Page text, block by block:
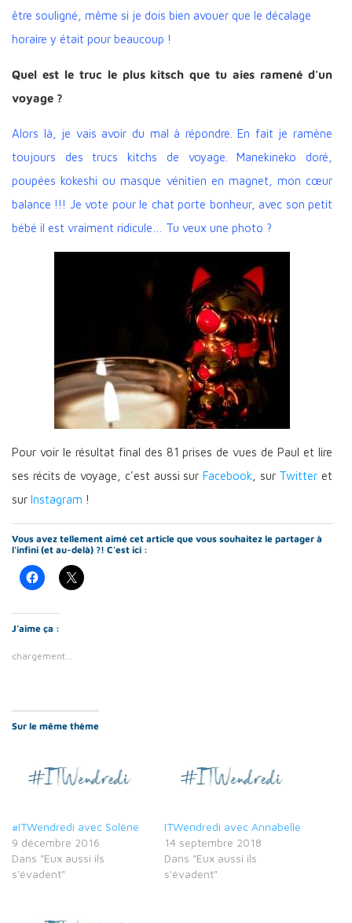
être souligné, même si je dois bien avouer que le décalage
horaire y était pour beaucoup !
Quel est le truc le plus kitsch que tu aies ramené d'un
voyage ?
Alors là, je vais avoir du mal à répondre. En fait je ramène
toujours des trucs kitchs de voyage. Manekineko doré,
poupées kokeshi ou masque vénitien en magnet, mon cœur
balance !!! Je vote pour le chat porte bonheur, avec son petit
bébé il est vraiment ridicule… Tu veux une photo ?
Pour voir le résultat final des 81 prises de vues de Paul et lire
ses récits de voyage, c'est aussi sur Facebook , sur Twitter et
sur Instagram !
Vous avez tellement aimé cet article que vous souhaitez le partager à
l'infini (et au-delà) ?! C'est ici :
J’aime ça :
chargement…
Sur le même thème
#ITWendredi avec Solène
9 décembre 2016
Dans "Eux aussi ils
s'évadent"
ITWendredi avec Annabelle
14 septembre 2018
Dans "Eux aussi ils
s'évadent"